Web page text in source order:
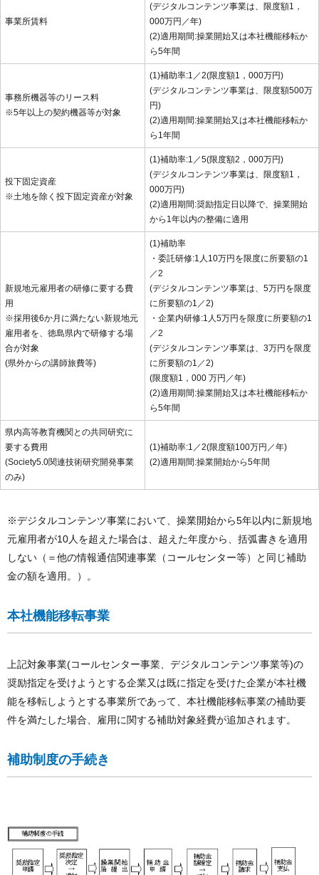
事業所賃料
(デジタルコンテンツ事業は、限度額1，
000万円／年)
(2)適用期間:操業開始又は本社機能移転か
ら5年間
事務所機器等のリース料
※5年以上の契約機器等が対象
(1)補助率:1／2(限度額1，000万円)
(デジタルコンテンツ事業は、限度額500万
円)
(2)適用期間:操業開始又は本社機能移転か
ら1年間
投下固定資産
※土地を除く投下固定資産が対象
(1)補助率:1／5(限度額2，000万円)
(デジタルコンテンツ事業は、限度額1，
000万円)
(2)適用期間:奨励指定日以降で、操業開始
から1年以内の整備に適用
新規地元雇用者の研修に要する費
用
※採用後6か月に満たない新規地元
雇用者を、徳島県内で研修する場
合が対象
(県外からの講師旅費等)
(1)補助率
・委託研修:1人10万円を限度に所要額の1
／2
(デジタルコンテンツ事業は、5万円を限度
に所要額の1／2)
・企業内研修:1人5万円を限度に所要額の1
／2
(デジタルコンテンツ事業は、3万円を限度
に所要額の1／2)
(限度額1，000 万円／年)
(2)適用期間:操業開始又は本社機能移転か
ら5年間
県内高等教育機関との共同研究に
要する費用
(Society5.0関連技術研究開発事業
のみ)
(1)補助率:1／2(限度額100万円／年)
(2)適用期間:操業開始から5年間
※デジタルコンテンツ事業において、操業開始から5年以内に新規地
元雇用者が10人を超えた場合は、超えた年度から、括弧書きを適用
しない（＝他の情報通信関連事業（コールセンター等）と同じ補助
金の額を適用。）。
本社機能移転事業
上記対象事業(コールセンター事業、デジタルコンテンツ事業等)の
奨励指定を受けようとする企業又は既に指定を受けた企業が本社機
能を移転しようとする事業所であって、本社機能移転事業の補助要
件を満たした場合、雇用に関する補助対象経費が追加されます。
補助制度の手続き